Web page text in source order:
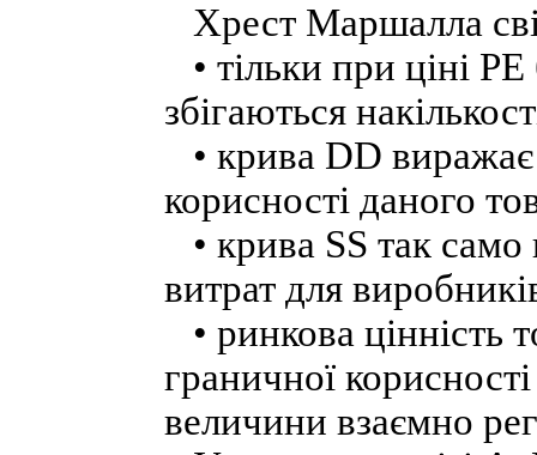
Хрест Маршалла
• тільки при ціні
збігаються
• крива DD виражає
корисності даного
• крива SS так
витрат для
• ринкова цінність
граничної
величини взаємно